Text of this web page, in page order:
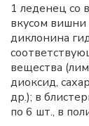
1 леденец со
вкусом вишни
диклонина
вещества
диоксид,
др.); в
по 6 шт., в